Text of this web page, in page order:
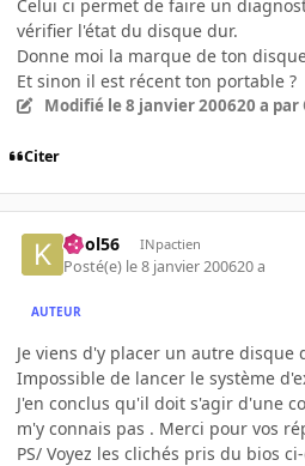
Celui ci permet de faire un
vérifier l'état du disque dur.
Donne moi la marque de ton
Et sinon il est récent ton portable ?
Modifié le 8 janvier 200620 a par
Citer
kool56 INpactien
Posté(e) le 8 janvier 200620 a
AUTEUR
Je viens d'y placer un autre disque
Impossible de lancer le système
J'en conclus qu'il doit s'agir d'une
m'y connais pas . Merci pour vos
PS/ Voyez les clichés pris du bios